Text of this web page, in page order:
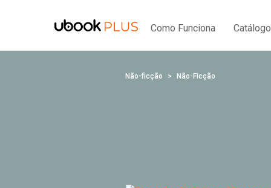
Como Funciona Catálogo
Não-ficção Não-Ficção